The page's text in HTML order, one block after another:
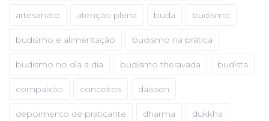
artesanato atenção plena buda budismo
budismo e alimentação budismo na prática
budismo no dia a dia budismo theravada budista
compaixão conceitos daissen
depoimento de praticante dharma dukkha